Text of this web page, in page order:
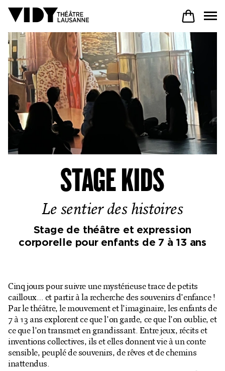
AU PROGRAMME
PARTICIPER
VENIR À VIDY
Productions
Billetterie en ligne
STAGE KIDS
Le sentier des histoires
Stage de théâtre et expression
corporelle pour enfants de 7 à 13 ans
Cinq jours pour suivre une mystérieuse trace de petits
cailloux… et partir à la recherche des souvenirs d’enfance !
Par le théâtre, le mouvement et l’imaginaire, les enfants de
7 à 13 ans explorent ce que l’on garde, ce que l’on oublie, et
ce que l’on transmet en grandissant. Entre jeux, récits et
inventions collectives, ils et elles donnent vie à un conte
sensible, peuplé de souvenirs, de rêves et de chemins
inattendus.